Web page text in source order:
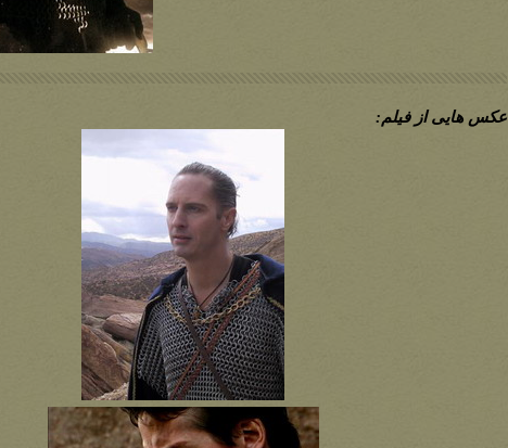
عکس هایی از فیلم: